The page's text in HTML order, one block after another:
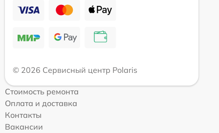
© 2026 Сервисный центр Polaris
Стоимость ремонта
Оплата и доставка
Контакты
Вакансии